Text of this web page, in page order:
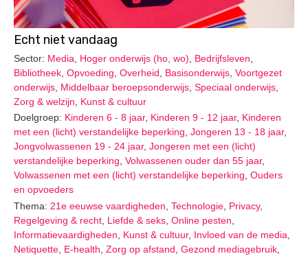
Echt niet vandaag
Sector: Media Hoger onderwijs (ho, wo) Bedrijfsleven
Bibliotheek Opvoeding Overheid Basisonderwijs Voortgezet
onderwijs Middelbaar beroepsonderwijs Speciaal onderwijs
Zorg & welzijn
Kunst & cultuur
Doelgroep: Kinderen 6 - 8 jaar, Kinderen 9 - 12 jaar, Kinderen
met een (licht) verstandelijke beperking, Jongeren 13 - 18 jaar,
Jongvolwassenen 19 - 24 jaar, Jongeren met een (licht)
verstandelijke beperking, Volwassenen ouder dan 55 jaar,
Volwassenen met een (licht) verstandelijke beperking, Ouders
en opvoeders
Thema: 21e eeuwse vaardigheden, Technologie, Privacy,
Regelgeving & recht, Liefde & seks, Online pesten,
Informatievaardigheden, Kunst & cultuur, Invloed van de media,
Netiquette, E-health, Zorg op afstand, Gezond mediagebruik,